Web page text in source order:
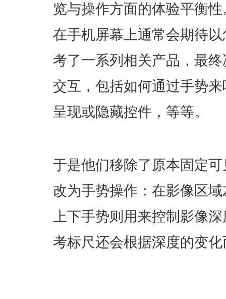
览与操作方面的体验平衡
在手机屏幕上通常会期待
考了一系列相关产品，最
交互，包括如何通过手势
呈现或隐藏控件，等等。
于是他们移除了原本固定
改为手势操作：在影像区
上下手势则用来控制影像
考标尺还会根据深度的变